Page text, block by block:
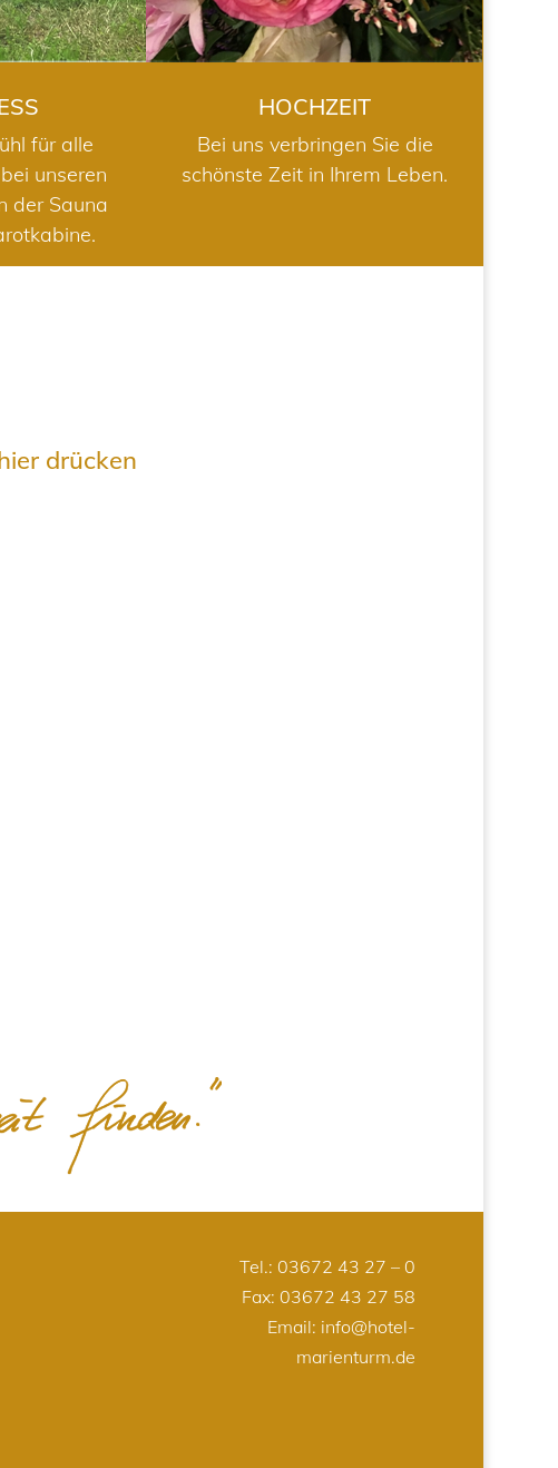
für alle
unseren
der Sauna
HOCHZEIT
Bei uns verbringen Sie die
schönste Zeit in Ihrem Leben.
drücken
Tel.: 03672 43 27 – 0
Fax: 03672 43 27 58
Email: info@hotel-
marienturm.de